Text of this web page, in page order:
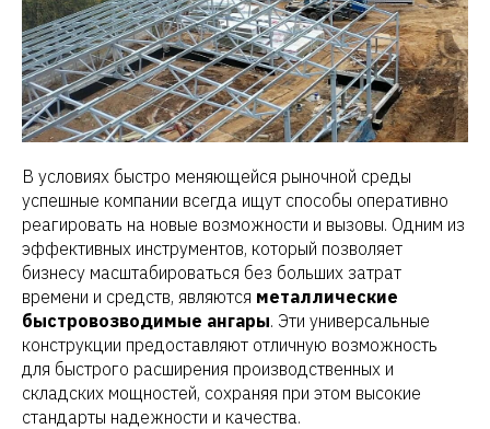
В условиях быстро меняющейся рыночной среды
успешные компании всегда ищут способы оперативно
реагировать на новые возможности и вызовы. Одним из
эффективных инструментов, который позволяет
бизнесу масштабироваться без больших затрат
времени и средств, являются металлические
быстровозводимые ангары. Эти универсальные
конструкции предоставляют отличную возможность
для быстрого расширения производственных и
складских мощностей, сохраняя при этом высокие
стандарты надежности и качества.